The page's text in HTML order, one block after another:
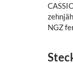
NGZ